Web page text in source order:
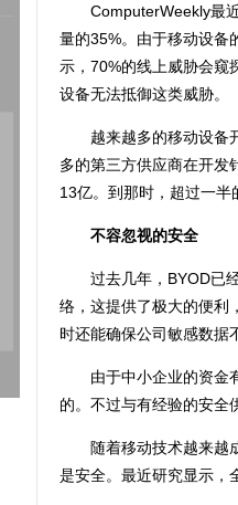
ComputerWeekly最
量的35%。由于移动设备
示，70%的线上威胁会窥
设备无法抵御这类威胁。
越来越多的移动设备
多的第三方供应商在开发
13亿。到那时，超过一
不容忽视的安全
过去几年，BYOD已
络，这提供了极大的便利
时还能确保公司敏感数据
由于中小企业的资金
的。不过与有经验的安全
随着移动技术越来越
是安全。最近研究显示，